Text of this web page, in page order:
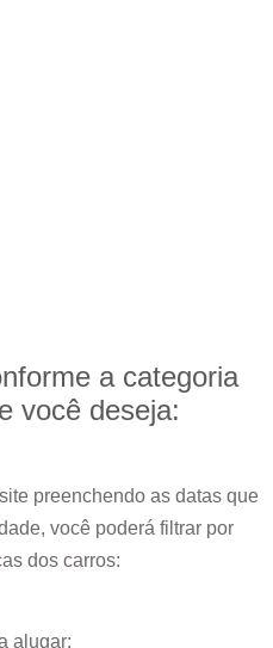
a categoria
você deseja:
preenchendo as datas que
você poderá filtrar por
dos carros:
alugar: